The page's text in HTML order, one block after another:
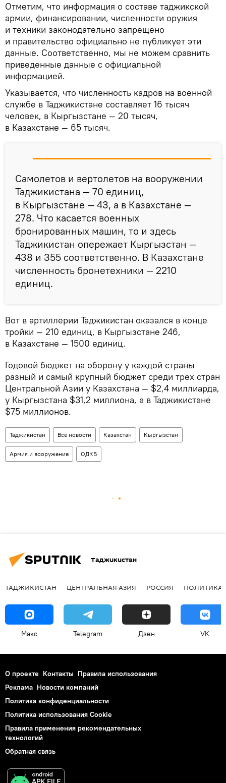
Отметим, что информация о составе таджикской
армии, финансировании, численности оружия
и техники законодательно запрещено
и правительство официально не публикует эти
данные. Соответственно, мы не можем сравнить
приведенные данные с официальной
информацией.
Указывается, что численность кадров на военной
службе в Таджикистане составляет 16 тысяч
человек, в Кыргызстане — 20 тысяч,
в Казахстане — 65 тысяч.
Самолетов и вертолетов на вооружении
Таджикистана — 70 единиц,
в Кыргызстане — 43, а в Казахстане —
278. Что касается военных
бронированных машин, то и здесь
Таджикистан опережает Кыргызстан —
438 и 355 соответственно. В Казахстане
численность бронетехники — 2210
единиц.
Вот в артиллерии Таджикистан оказался в конце
тройки — 210 единиц, в Кыргызстане 246,
в Казахстане — 1500 единиц.
Годовой бюджет на оборону у каждой страны
разный и самый крупный бюджет среди трех стран
Центральной Азии у Казахстана — $2,4 миллиарда,
у Кыргызстана $31,2 миллиона, а в Таджикистане
$75 миллионов.
Таджикистан Все новости Казахстан Кыргызстан
Армия и вооружение ОДКБ
Таджикистан
ТАДЖИКИСТАН ЦЕНТРАЛЬНАЯ АЗИЯ РОССИЯ ПОЛИТИКА
Макс Telegram Дзен VK
О проекте Контакты Правила использования
Реклама Новости компаний
Политика конфиденциальности
Политика использования Cookie
Правила применения рекомендательных
технологий
Обратная связь